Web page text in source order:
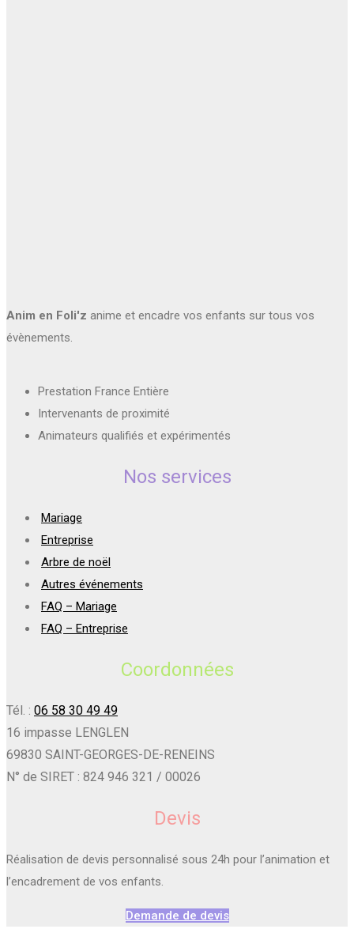
Anim en Foli'z anime et encadre vos enfants sur tous vos
évènements.
Prestation France Entière
Intervenants de proximité
Animateurs qualifiés et expérimentés
Nos services
Mariage
Entreprise
Arbre de noël
Autres événements
FAQ – Mariage
FAQ – Entreprise
Coordonnées
Tél. : 06 58 30 49 49
16 impasse LENGLEN
69830 SAINT-GEORGES-DE-RENEINS
N° de SIRET : 824 946 321 / 00026
Devis
Réalisation de devis personnalisé sous 24h pour l’animation et
l’encadrement de vos enfants.
Demande de devis